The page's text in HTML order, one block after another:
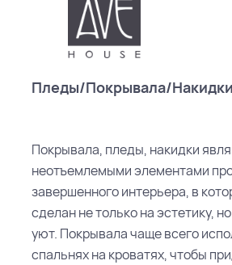
Пледы/Покрывала/Накидки
Покрывала, пледы, накидки
неотъемлемыми элементами
завершенного интерьера, в
сделан не только на эстетику,
уют. Покрывала чаще всего
спальнях на кроватях, чтобы